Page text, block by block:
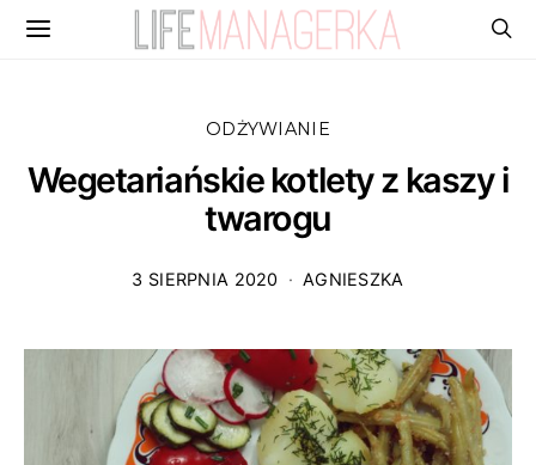
ODŻYWIANIE
Wegetariańskie kotlety z kaszy i
twarogu
3 SIERPNIA 2020 AGNIESZKA